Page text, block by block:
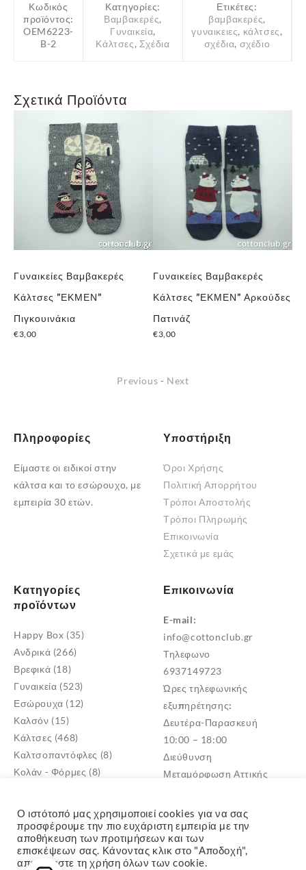
Κωδικός
προϊόντος:
OEM6223-
B-2
Κατηγορίες:
Βαμβακερές,
Γυναικεία,
Κάλτσες, Σχέδια
Ετικέτες:
βαμβακερές,
γυναικειες, κάλτσες,
σχέδια, σχέδιο
Σχετικά Προϊόντα
Γυναικείες Βαμβακερές
Κάλτσες ”ΕΚΜΕΝ”
Πιγκουινάκια
€3,00
Γυναικείες Βαμβακερές
Κάλτσες ”ΕΚΜΕΝ” Αρκούδες
Πατινάζ
€3,00
Previous - Next
Πληροφορίες
Είμαστε οι ειδικοί στην
κάλτσα και το εσώρουχο, με
εμπειρία 30 ετών.
Υποστήριξη
Όροι Χρήσης
Πολιτική Απορρήτου
Τρόποι Αποστολής
Τρόποι Πληρωμής
Επικοινωνία
Σχετικά με εμάς
Κατηγορίες
προϊόντων
Happy Box (35)
Ανδρικά (266)
Βρεφικά (18)
Γυναικεία (523)
Εσώρουχα (12)
Καλσόν (15)
Κάλτσες (468)
Καλτσοπαντόφλες (8)
Κολάν - Φόρμες (8)
Σκουφιά - Γάντια (3)
Παιδικά (268)
Επικοινωνία
E-mail:
info@cottonclub.gr
Τηλεφωνο
6937149723
Ώρες τηλεφωνικής
εξυπηρέτησης:
Δευτέρα-Παρασκευή
10:00 – 18:00
Διεύθυνση
Μεταμόρφωση Αττικής
Ο ιστότοπό μας χρησιμοποιεί cookies για να σας
προσφέρουμε την πιο ευχάριστη εμπειρία με την
αποθήκευση των προτιμήσεων και των
επισκέψεων σας. Κάνοντας κλικ στο "Αποδοχή",
αποδέχεστε τη χρήση όλων των cookie.